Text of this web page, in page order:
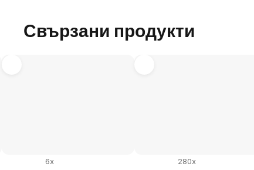
Свързани продукти
6x 280x